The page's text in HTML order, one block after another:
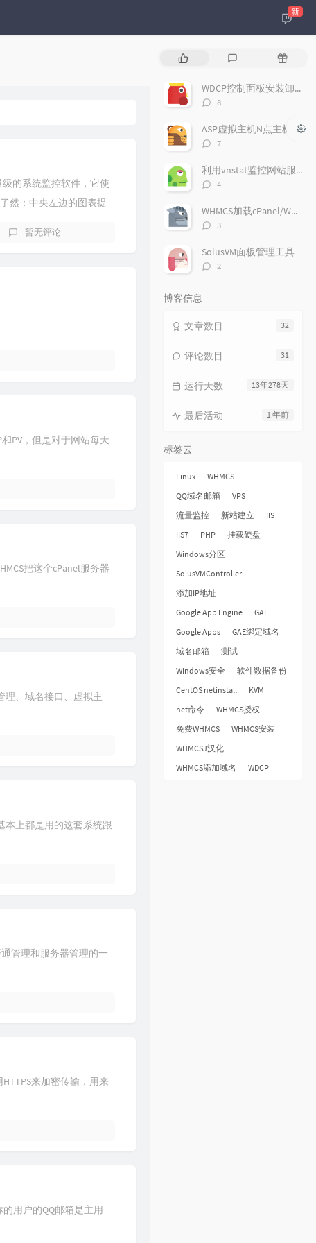
新
的系统监控软件，它使
然：中央左边的图表提
暂无评论
PV，但是对于网站每天
把这个cPanel服务器
理、域名接口、虚拟主
本上都是用的这套系统跟
管理和服务器管理的一
来加密传输，用来
用户的QQ邮箱是主用
章
评
随
文WDCP控制面板安装卸载
评
数：
8
ASP虚拟主机N点主机安装
评
数：
7
利用vnstat监控网站服务器流量
评
数：
4
WHMCS加载cPanel/WHM开通主机套餐
评
数：
3
SolusVM面板管理工具
评
2
博客信息
32
文章数目
31
评论数目
13年278天
运行天数
1 年前
最后活动
标签云
Linux
WHMCS
QQ域名邮箱
VPS
流量监控
新站建立
IIS
IIS7
PHP
挂载硬盘
Windows分区
SolusVMController
添加IP地址
Google App Engine
GAE
Google Apps
GAE绑定域名
域名邮箱
测试
Windows安全
软件数据备份
CentOS netinstall
KVM
net命令
WHMCS授权
免费WHMCS
WHMCS安装
WHMCSJ汉化
WHMCS添加域名
WDCP